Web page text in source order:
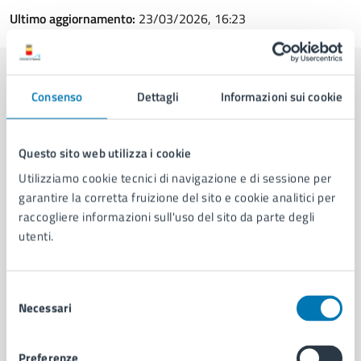
Consenso Dettagli Informazioni sui cookie
Questo sito web utilizza i cookie
Utilizziamo cookie tecnici di navigazione e di sessione per
garantire la corretta fruizione del sito e cookie analitici per
raccogliere informazioni sull'uso del sito da parte degli
utenti.
delNecessari
Ultimo aggiornamento: 23/03/2026, 16:23
Contenuti correlati
Documenti
Ordinanza Dirigenziale n. 514 del 01/04/2026